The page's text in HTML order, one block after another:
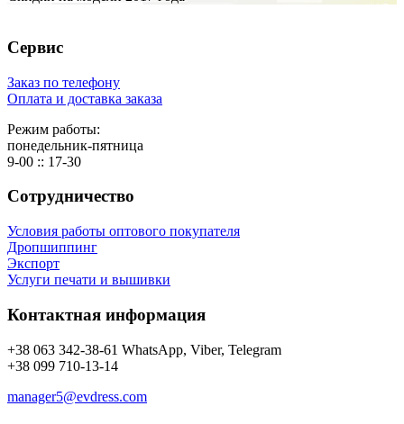
Сервис
Заказ по телефону
Оплата и доставка заказа
Режим работы:
понедельник-пятница
9-00 :: 17-30
Сотрудничество
Условия работы оптового покупателя
Дропшиппинг
Экспорт
Услуги печати и вышивки
Контактная информация
+38 063 342-38-61 WhatsApp, Viber, Telegram
+38 099 710-13-14
manager5@evdress.com